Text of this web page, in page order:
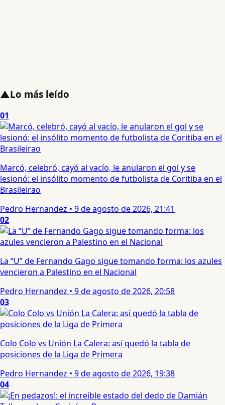
▲Lo más leído
01
Marcó, celebró, cayó al vacío, le anularon el gol y se
lesionó: el insólito momento de futbolista de Coritiba en el
Brasileirao
Pedro Hernandez • 9 de agosto de 2026, 21:41
02
La “U” de Fernando Gago sigue tomando forma: los azules
vencieron a Palestino en el Nacional
Pedro Hernandez • 9 de agosto de 2026, 20:58
03
Colo Colo vs Unión La Calera: así quedó la tabla de
posiciones de la Liga de Primera
Pedro Hernandez • 9 de agosto de 2026, 19:38
04